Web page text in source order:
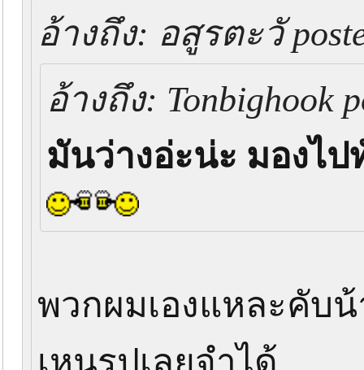
อ้างถึง: อสูรตะวั
อ้างถึง: Tonbighook
มันว่างอ่ะน่ะ มองไป
พวกผมเองแหละคับ